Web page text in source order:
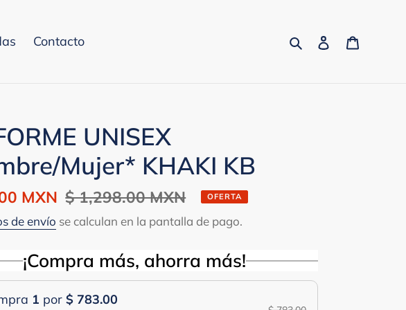
Contacto BuscarIngresar
UNISEX
Mujer* KHAKI KB
MXN Precio
habitual
$ 1,298.00 MXN OFERTA
de envío se calculan en la pantalla de pago.
¡Compra más, ahorra más!
1 por $ 783.00